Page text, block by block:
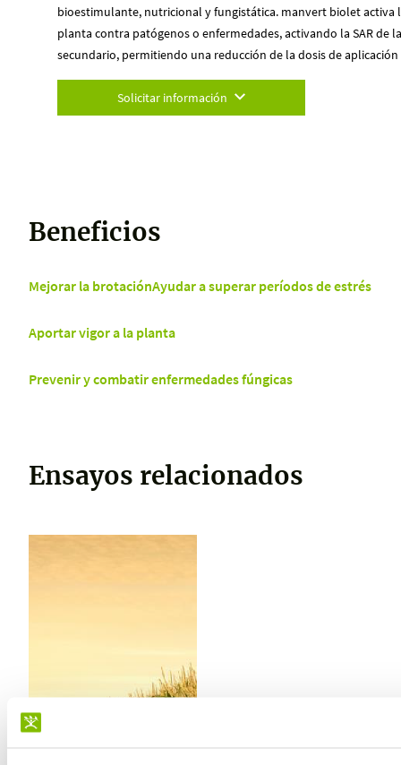
bioestimulante, nutricional y fungistática. manvert biolet activa
planta contra patógenos o enfermedades, activando la SAR de
secundario, permitiendo una reducción de la dosis de
Solicitar información
Beneficios
Mejorar la brotaciónAyudar a superar períodos de estrés
Aportar vigor a la planta
Prevenir y combatir enfermedades fúngicas
Ensayos relacionados